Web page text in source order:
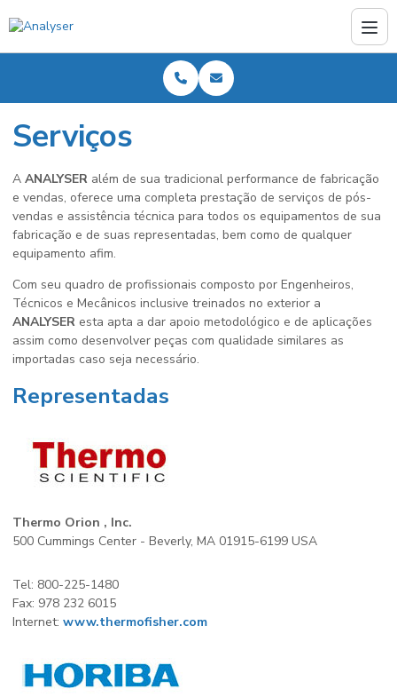
Serviços
A ANALYSER além de sua tradicional performance de fabricação
e vendas, oferece uma completa prestação de serviços de pós-
vendas e assistência técnica para todos os equipamentos de sua
fabricação e de suas representadas, bem como de qualquer
equipamento afim.
Com seu quadro de profissionais composto por Engenheiros,
Técnicos e Mecânicos inclusive treinados no exterior a
ANALYSER esta apta a dar apoio metodológico e de aplicações
assim como desenvolver peças com qualidade similares as
importadas caso seja necessário.
Representadas
Thermo Orion , Inc.
500 Cummings Center - Beverly, MA 01915-6199 USA
Tel: 800-225-1480
Fax: 978 232 6015
Internet: www.thermofisher.com